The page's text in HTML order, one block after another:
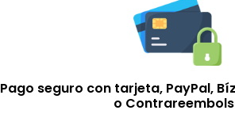
Pago seguro con tarjeta, PayPal,
o